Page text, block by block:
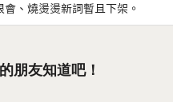
、燒燙燙新詞暫且下架。
朋友知道吧！